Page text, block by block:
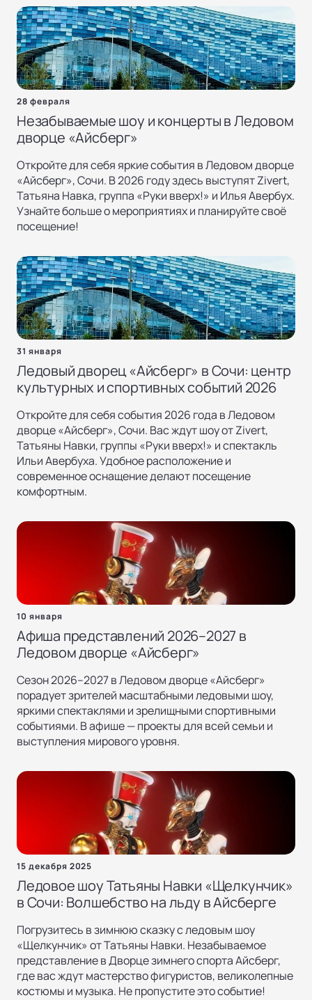
28 февраля
Незабываемые шоу и концерты в Ледовом
дворце «Айсберг»
Откройте для себя яркие события в Ледовом дворце
«Айсберг», Сочи. В 2026 году здесь выступят Zivert,
Татьяна Навка, группа «Руки вверх!» и Илья Авербух.
Узнайте больше о мероприятиях и планируйте своё
посещение!
31 января
Ледовый дворец «Айсберг» в Сочи: центр
культурных и спортивных событий 2026
Откройте для себя события 2026 года в Ледовом
дворце «Айсберг», Сочи. Вас ждут шоу от Zivert,
Татьяны Навки, группы «Руки вверх!» и спектакль
Ильи Авербуха. Удобное расположение и
современное оснащение делают посещение
комфортным.
10 января
Афиша представлений 2026–2027 в
Ледовом дворце «Айсберг»
Сезон 2026–2027 в Ледовом дворце «Айсберг»
порадует зрителей масштабными ледовыми шоу,
яркими спектаклями и зрелищными спортивными
событиями. В афише — проекты для всей семьи и
выступления мирового уровня.
15 декабря 2025
Ледовое шоу Татьяны Навки «Щелкунчик»
в Сочи: Волшебство на льду в Айсберге
Погрузитесь в зимнюю сказку с ледовым шоу
«Щелкунчик» от Татьяны Навки. Незабываемое
представление в Дворце зимнего спорта Айсберг,
где вас ждут мастерство фигуристов, великолепные
костюмы и музыка. Не пропустите это событие!